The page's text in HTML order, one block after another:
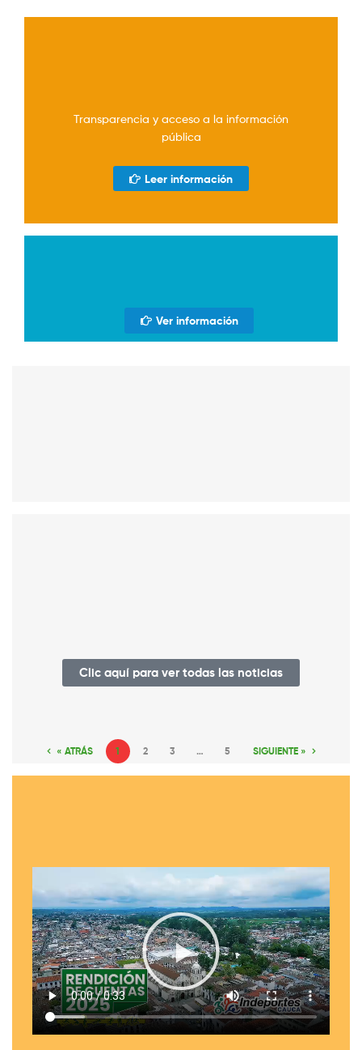
Transparencia y acceso a la información
pública
Leer información
Ver información
Clic aquí para ver todas las noticias
« ATRÁS 1 2 3 … 5 SIGUIENTE »